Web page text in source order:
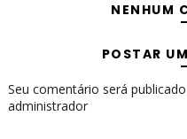
NENHUM
POSTAR
Seu comentário será
administrador